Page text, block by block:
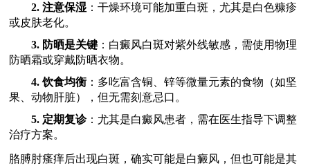
2. 注意保湿 ：干燥环境可能加重白斑，尤其是白色糠疹
或皮肤老化。
3. 防晒是关键 ：白癜风白斑对紫外线敏感，需使用物理
防晒霜或穿戴防晒衣物。
4. 饮食均衡 ：多吃富含铜、锌等微量元素的食物（如坚
果、动物肝脏），但无需刻意忌口。
5. 定期复诊：尤其是白癜风患者，需在医生指导下调整
治疗方案。
胳膊肘瘙痒后出现白斑，确实可能是白癜风，但也可能是其